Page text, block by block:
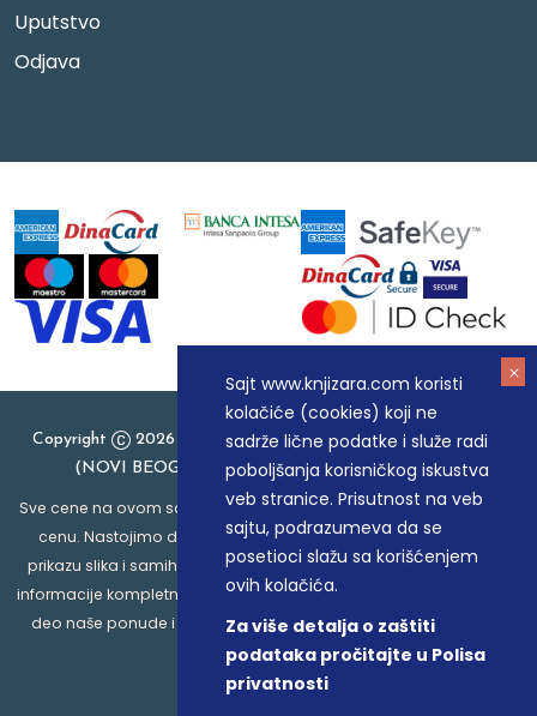
Sajt www.knjizara.com koristi
kolačiće (cookies) koji ne
sadrže lične podatke i služe radi
poboljšanja korisničkog iskustva
veb stranice. Prisutnost na veb
sajtu, podrazumeva da se
posetioci slažu sa korišćenjem
ovih kolačića.
Za više detalja o zaštiti
podataka pročitajte u Polisa
privatnosti
Uputstvo
Odjava
Copyright
2026 Knjizara.com - MAKART DOO BEOGRAD
(NOVI BEOGRAD), PIB: 105184104, MB: 20337524
Sve cene na ovom sajtu iskazane su u dinarima. PDV je uračunat u
cenu. Nastojimo da budemo što precizniji u opisu proizvoda,
prikazu slika i samih cena, ali ne možemo garantovati da su sve
informacije kompletne i bez grešaka. Svi artikli prikazani na sajtu su
deo naše ponude i ne podrazumeva da su dostupni u svakom
trenutku.